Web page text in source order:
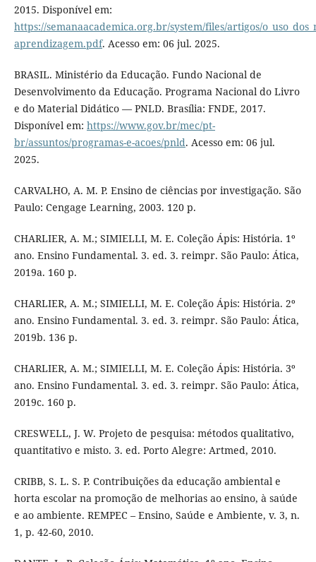
2015. Disponível em:
https://semanaacademica.org.br/system/files/artigos/
aprendizagem.pdf. Acesso em: 06 jul. 2025.
BRASIL. Ministério da Educação. Fundo Nacional de
Desenvolvimento da Educação. Programa Nacional do Livro
e do Material Didático — PNLD. Brasília: FNDE, 2017.
Disponível em: https://www.gov.br/mec/pt-
br/assuntos/programas-e-acoes/pnld. Acesso em: 06 jul.
2025.
CARVALHO, A. M. P. Ensino de ciências por investigação. São
Paulo: Cengage Learning, 2003. 120 p.
CHARLIER, A. M.; SIMIELLI, M. E. Coleção Ápis: História. 1º
ano. Ensino Fundamental. 3. ed. 3. reimpr. São Paulo: Ática,
2019a. 160 p.
CHARLIER, A. M.; SIMIELLI, M. E. Coleção Ápis: História. 2º
ano. Ensino Fundamental. 3. ed. 3. reimpr. São Paulo: Ática,
2019b. 136 p.
CHARLIER, A. M.; SIMIELLI, M. E. Coleção Ápis: História. 3º
ano. Ensino Fundamental. 3. ed. 3. reimpr. São Paulo: Ática,
2019c. 160 p.
CRESWELL, J. W. Projeto de pesquisa: métodos qualitativo,
quantitativo e misto. 3. ed. Porto Alegre: Artmed, 2010.
CRIBB, S. L. S. P. Contribuições da educação ambiental e
horta escolar na promoção de melhorias ao ensino, à saúde
e ao ambiente. REMPEC – Ensino, Saúde e Ambiente, v. 3, n.
1, p. 42-60, 2010.